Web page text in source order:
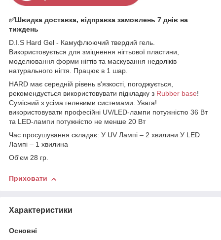
✅Швидка доставка, відправка замовлень 7 днів на
тиждень
D.I.S Hard Gel - Камуфлюючий твердий гель.
Використовується для зміцнення нігтьової пластини,
моделювання форми нігтів та маскування недоліків
натурального нігтя. Працює в 1 шар.
HARD має середній рівень в'язкості, погоджується,
рекомендується використовувати підкладку з Rubber base!
Сумісний з усіма гелевими системами. Увага!
використовувати професійні UV/LED-лампи потужністю 36 Вт
та LED-лампи потужністю не менше 20 Вт
Час просушування складає: У UV Лампі – 2 хвилини У LED
Лампі – 1 хвилина
Об'єм 28 гр.
Приховати
Характеристики
Основні